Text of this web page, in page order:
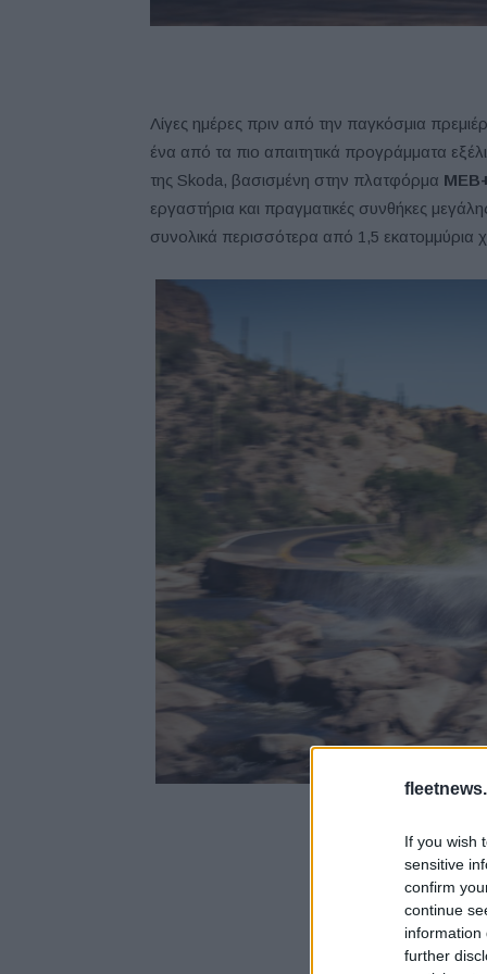
If you wish
sensitive
confirm
continue
information
further
Λίγες ημέρες πριν από την παγκόσμια
ένα από τα πιο απαιτητικά προγράμματα
της Skoda, βασισμένη στην πλατφόρμα
εργαστήρια και πραγματικές συνθήκες
συνολικά περισσότερα από 1,5 εκατομμύρια